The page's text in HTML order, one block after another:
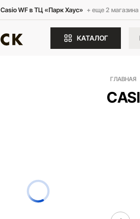
Casio WF в ТЦ «Парк Хаус» + еще 2 магазина
КАТАЛОГ
ГЛАВНАЯ